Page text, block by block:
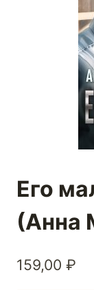
Его
(Анна
159,00 ₽